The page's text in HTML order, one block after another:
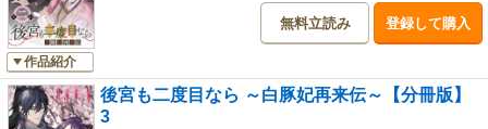
作品紹介
無料立読み 登録して購入
後宮も二度目なら ～白豚妃再来伝～【分冊版】
3